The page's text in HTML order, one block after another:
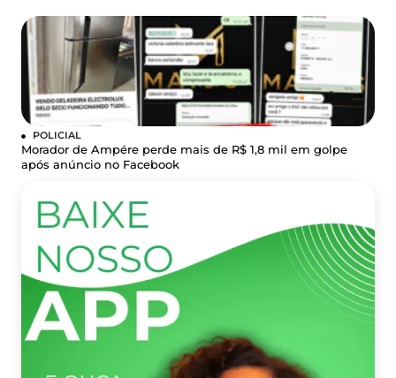
POLICIAL
Morador de Ampére perde mais de R$ 1,8 mil em golpe
após anúncio no Facebook